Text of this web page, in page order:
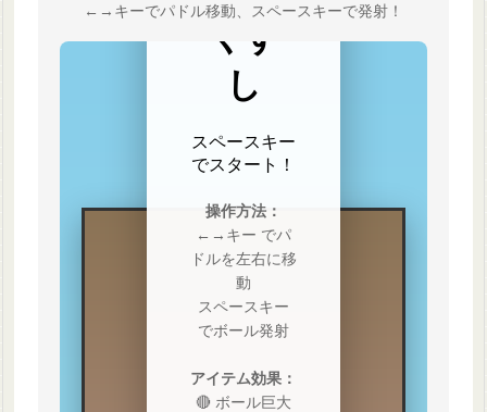
←→キーでパドル移動、スペースキーで発射！